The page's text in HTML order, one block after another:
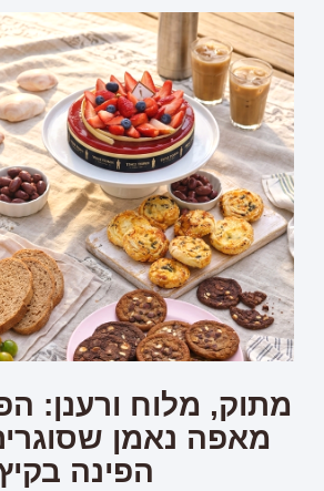
מתוק, מלוח ורענן:
מאפה נאמן
הפינה